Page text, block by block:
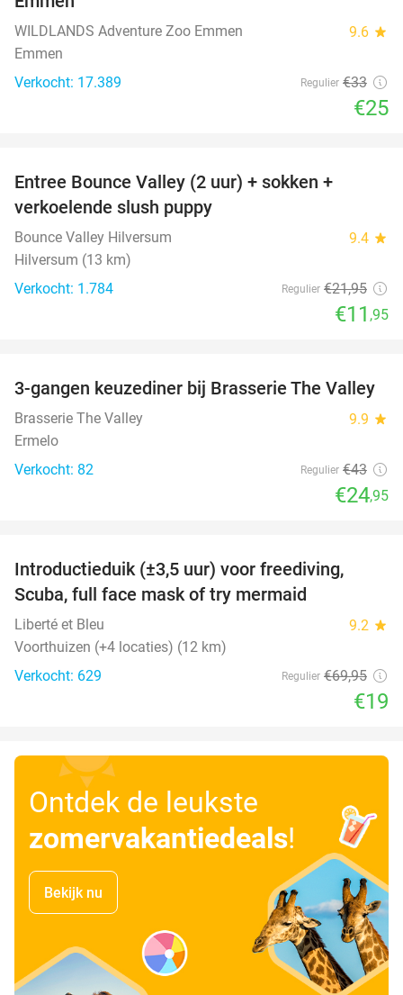
WILDLANDS Adventure Zoo Emmen 9.6 star
Emmen
Verkocht: 17.389
Regulier €33
€25
Entree Bounce Valley (2 uur) + sokken +
verkoelende slush puppy
Bounce Valley Hilversum 9.4 star
Hilversum (13 km)
Verkocht: 1.784
Regulier €21,95
€11 ,95
42%
3-gangen keuzediner bij Brasserie The Valley
Brasserie The Valley 9.9 star
Ermelo
Verkocht: 82
Regulier €43
€24,95
Introductieduik (±3,5 uur) voor freediving,
Scuba, full face mask of try mermaid
Liberté et Bleu 9.2 star
Voorthuizen (+4 locaties) (12 km)
Verkocht: 629
Regulier €69,95
€19
Ontdek de leukste
zomervakantiedeals!
Bekijk nu